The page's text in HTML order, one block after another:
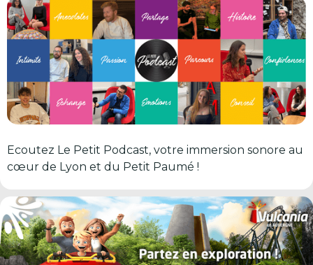
Ecoutez Le Petit Podcast, votre immersion sonore au
cœur de Lyon et du Petit Paumé !